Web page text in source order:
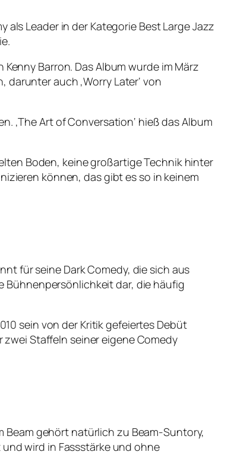
als Leader in der Kategorie Best Large Jazz
Barron. Das Album wurde im März
auch ‚Worry Later‘ von
‚The Art of Conversation‘ hieß das Album
Boden, keine großartige Technik hinter
können, das gibt es so in keinem
für seine Dark Comedy, die sich aus
Bühnenpersönlichkeit dar, die häufig
sein von der Kritik gefeiertes Debüt
zwei Staffeln seiner eigene Comedy
Beam gehört natürlich zu Beam-Suntory,
wird in Fassstärke und ohne